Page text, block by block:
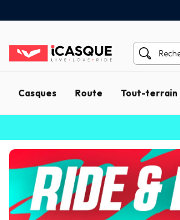
Casques Route Tout-terrain